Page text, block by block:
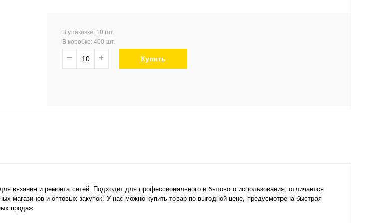
В упаковке: 10 шт.
В коробке: 400 шт.
− + Купить
вязания и ремонта сетей. Подходит для профессионального и бытового использования, отличается
магазинов и оптовых закупок. У нас можно купить товар по выгодной цене, предусмотрена быстрая
продаж.